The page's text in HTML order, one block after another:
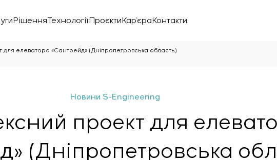
РішенняТехнологіїПроєктиКар’єраКонтакти
для елеватора «Сантрейд» (Дніпропетровська область)
Новини S-Engineering
проект для
(Дніпропетровська